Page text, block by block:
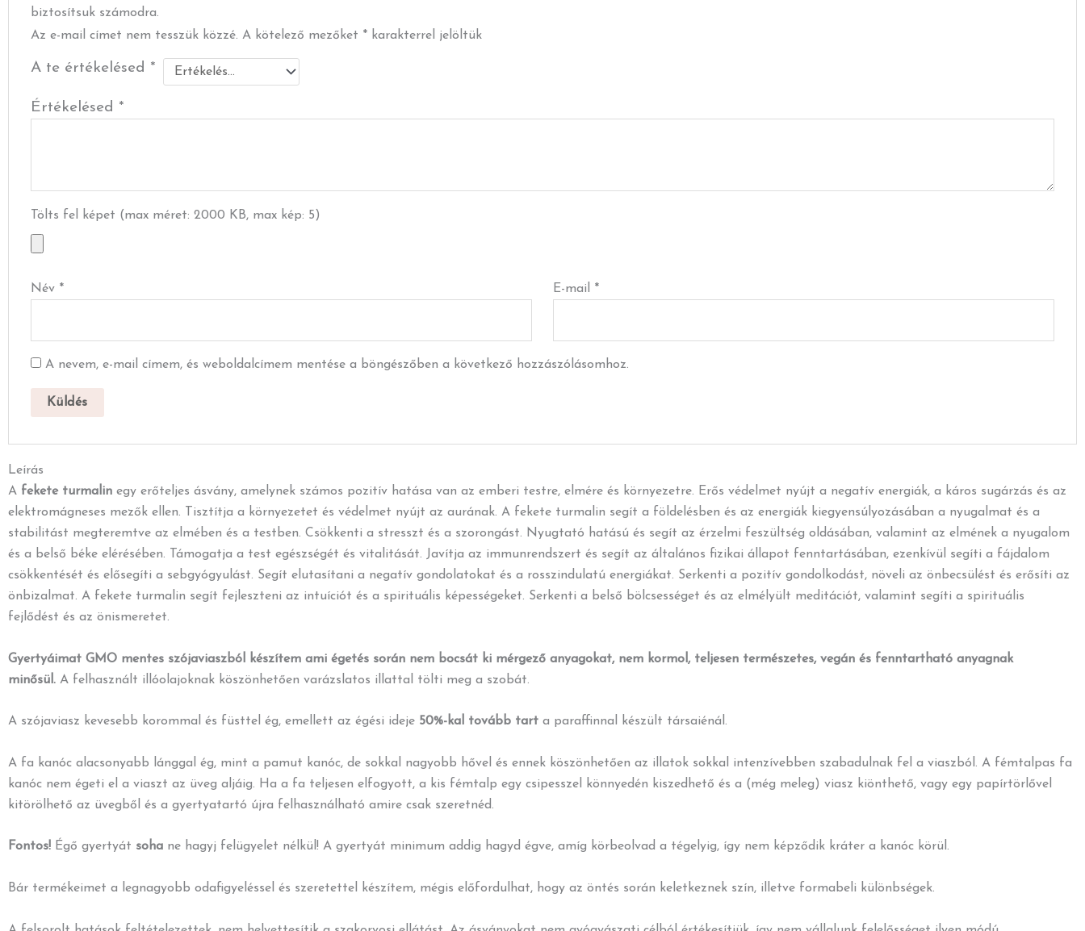
biztosítsuk számodra.
Az e-mail címet nem tesszük közzé. A kötelező mezőket *karakterrel jelöltük
A te értékelésed *
Értékelésed *
Tölts fel képet (max méret: 2000 KB, max kép: 5)
Név * E-mail *
A nevem, e-mail címem, és weboldalcímem mentése a böngészőben a következő hozzászólásomhoz.
Leírás
A fekete turmalin egy erőteljes ásvány, amelynek számos pozitív hatása van az emberi testre, elmére és környezetre. Erős védelmet nyújt a negatív energiák, a káros sugárzás és az
elektromágneses mezők ellen. Tisztítja a környezetet és védelmet nyújt az aurának. A fekete turmalin segít a földelésben és az energiák kiegyensúlyozásában a nyugalmat és a
stabilitást megteremtve az elmében és a testben. Csökkenti a stresszt és a szorongást. Nyugtató hatású és segít az érzelmi feszültség oldásában, valamint az elmének a nyugalom
és a belső béke elérésében. Támogatja a test egészségét és vitalitását. Javítja az immunrendszert és segít az általános fizikai állapot fenntartásában, ezenkívül segíti a fájdalom
csökkentését és elősegíti a sebgyógyulást. Segít elutasítani a negatív gondolatokat és a rosszindulatú energiákat. Serkenti a pozitív gondolkodást, növeli az önbecsülést és erősíti az
önbizalmat. A fekete turmalin segít fejleszteni az intuíciót és a spirituális képességeket. Serkenti a belső bölcsességet és az elmélyült meditációt, valamint segíti a spirituális
fejlődést és az önismeretet.
Gyertyáimat GMO mentes szójaviaszból készítem ami égetés során nem bocsát ki mérgező anyagokat, nem kormol, teljesen természetes, vegán és fenntartható anyagnak
minősül. A felhasznált illóolajoknak köszönhetően varázslatos illattal tölti meg a szobát.
A szójaviasz kevesebb korommal és füsttel ég, emellett az égési ideje 50%-kal tovább tart a paraffinnal készült társaiénál.
A fa kanóc alacsonyabb lánggal ég, mint a pamut kanóc, de sokkal nagyobb hővel és ennek köszönhetően az illatok sokkal intenzívebben szabadulnak fel a viaszból. A fémtalpas fa
kanóc nem égeti el a viaszt az üveg aljáig. Ha a fa teljesen elfogyott, a kis fémtalp egy csipesszel könnyedén kiszedhető és a (még meleg) viasz kiönthető, vagy egy papírtörlővel
kitörölhető az üvegből és a gyertyatartó újra felhasználható amire csak szeretnéd.
Fontos! Égő gyertyát soha ne hagyj felügyelet nélkül! A gyertyát minimum addig hagyd égve, amíg körbeolvad a tégelyig, így nem képződik kráter a kanóc körül.
Bár termékeimet a legnagyobb odafigyeléssel és szeretettel készítem, mégis előfordulhat, hogy az öntés során keletkeznek szín, illetve formabeli különbségek.